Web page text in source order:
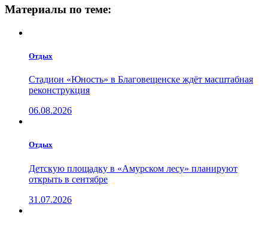
Материалы по теме:
Отдых
Стадион «Юность» в Благовещенске ждёт масштабная
реконструкция
06.08.2026
Отдых
Детскую площадку в «Амурском лесу» планируют
открыть в сентябре
31.07.2026